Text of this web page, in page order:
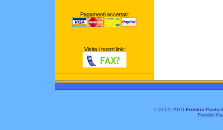
Pagamenti accettati:
Visita i nostri link:
© 2001-2010 Frontini Paolo
Frontini